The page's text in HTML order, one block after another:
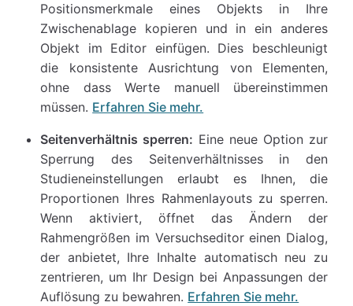
Positionsmerkmale eines Objekts in Ihre
Zwischenablage kopieren und in ein anderes
Objekt im Editor einfügen. Dies beschleunigt
die konsistente Ausrichtung von Elementen,
ohne dass Werte manuell übereinstimmen
müssen. Erfahren Sie mehr.
Seitenverhältnis sperren: Eine neue Option zur
Sperrung des Seitenverhältnisses in den
Studieneinstellungen erlaubt es Ihnen, die
Proportionen Ihres Rahmenlayouts zu sperren.
Wenn aktiviert, öffnet das Ändern der
Rahmengrößen im Versuchseditor einen Dialog,
der anbietet, Ihre Inhalte automatisch neu zu
zentrieren, um Ihr Design bei Anpassungen der
Auflösung zu bewahren. Erfahren Sie mehr.